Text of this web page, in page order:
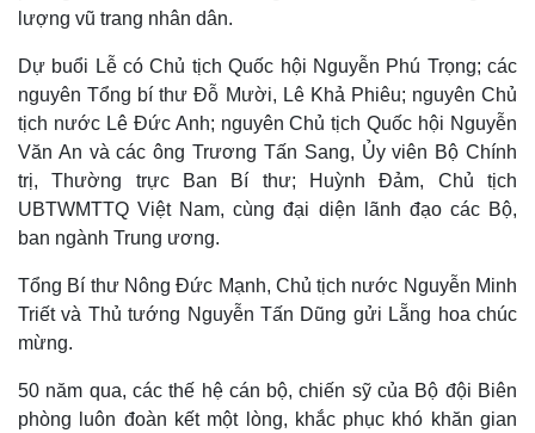
lượng vũ trang nhân dân.
Dự buổi Lễ có Chủ tịch Quốc hội Nguyễn Phú Trọng; các
nguyên Tổng bí thư Đỗ Mười, Lê Khả Phiêu; nguyên Chủ
tịch nước Lê Đức Anh; nguyên Chủ tịch Quốc hội Nguyễn
Văn An và các ông Trương Tấn Sang, Ủy viên Bộ Chính
trị, Thường trực Ban Bí thư; Huỳnh Đảm, Chủ tịch
UBTWMTTQ Việt Nam, cùng đại diện lãnh đạo các Bộ,
ban ngành Trung ương.
Tổng Bí thư Nông Đức Mạnh, Chủ tịch nước Nguyễn Minh
Triết và Thủ tướng Nguyễn Tấn Dũng gửi Lẵng hoa chúc
mừng.
50 năm qua, các thế hệ cán bộ, chiến sỹ của Bộ đội Biên
phòng luôn đoàn kết một lòng, khắc phục khó khăn gian